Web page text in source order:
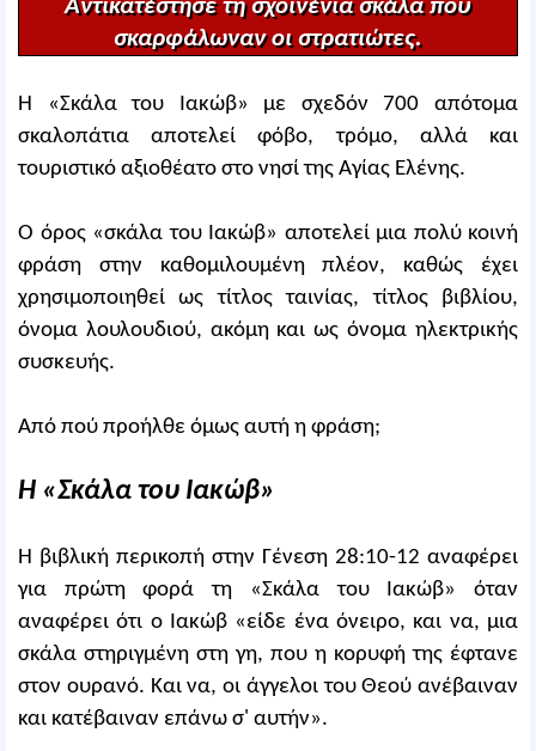
Αντικατέστησε τη σχοινένια σκάλα που
σκαρφάλωναν οι στρατιώτες.
Η «Σκάλα του Ιακώβ» με σχεδόν 700 απότομα
σκαλοπάτια αποτελεί φόβο, τρόμο, αλλά και
τουριστικό αξιοθέατο στο νησί της Αγίας Ελένης.
Ο όρος «σκάλα του Ιακώβ» αποτελεί μια πολύ κοινή
φράση στην καθομιλουμένη πλέον, καθώς έχει
χρησιμοποιηθεί ως τίτλος ταινίας, τίτλος βιβλίου,
όνομα λουλουδιού, ακόμη και ως όνομα ηλεκτρικής
συσκευής.
Από πού προήλθε όμως αυτή η φράση;
Η «Σκάλα του Ιακώβ»
Η βιβλική περικοπή στην Γένεση 28:10-12 αναφέρει
για πρώτη φορά τη «Σκάλα του Ιακώβ» όταν
αναφέρει ότι ο Ιακώβ «είδε ένα όνειρο, και να, μια
σκάλα στηριγμένη στη γη, που η κορυφή της έφτανε
στον ουρανό. Και να, οι άγγελοι του Θεού ανέβαιναν
και κατέβαιναν επάνω σ' αυτήν».